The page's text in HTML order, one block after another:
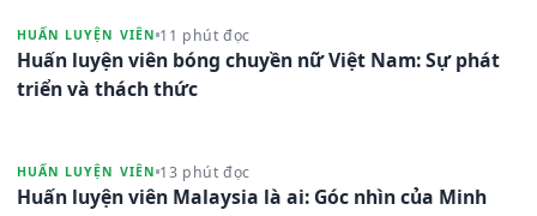
HUẤN LUYỆN VIÊN 11 phút đọc
Huấn luyện viên bóng chuyền nữ Việt Nam: Sự phát
triển và thách thức
HUẤN LUYỆN VIÊN 13 phút đọc
Huấn luyện viên Malaysia là ai: Góc nhìn của Minh